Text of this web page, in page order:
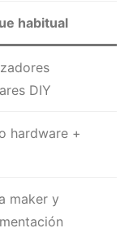
habitual
DIY
hardware +
maker y